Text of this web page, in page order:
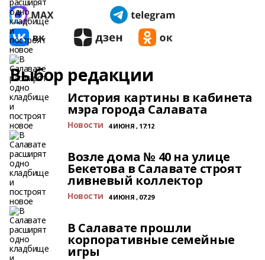
Выбор редакции
История картины в кабинета
мэра города Салавата
Новости 4 ИЮНЯ , 17:12
Возле дома № 40 на улице
Бекетова в Салавате строят
ливневый коллектор
Новости 4 ИЮНЯ , 07:29
В Салавате прошли
корпоративные семейные
игры